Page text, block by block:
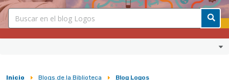
Inicio Blogs de la Biblioteca Blog Logos